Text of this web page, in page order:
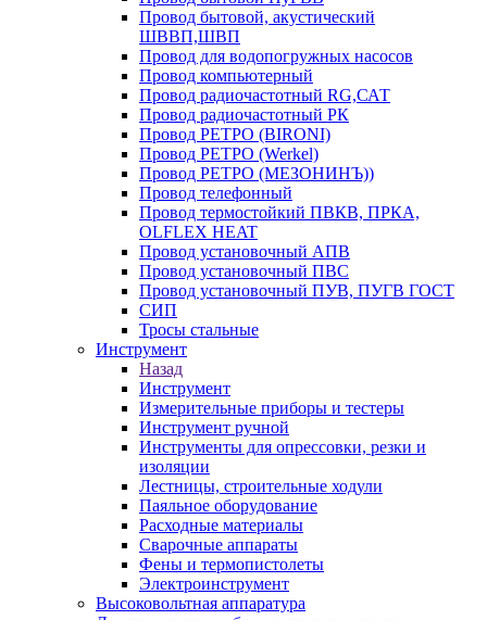
Провод бытовой, акустический
ШВВП,ШВП
Провод для водопогружных насосов
Провод компьютерный
Провод радиочастотный RG,САТ
Провод радиочастотный РК
Провод РЕТРО (BIRONI)
Провод РЕТРО (Werkel)
Провод РЕТРО (МЕЗОНИНЪ))
Провод телефонный
Провод термостойкий ПВКВ, ПРКА,
OLFLEX HEAT
Провод установочный АПВ
Провод установочный ПВС
Провод установочный ПУВ, ПУГВ ГОСТ
СИП
Тросы стальные
Инструмент
Назад
Инструмент
Измерительные приборы и тестеры
Инструмент ручной
Инструменты для опрессовки, резки и
изоляции
Лестницы, строительные ходули
Паяльное оборудование
Расходные материалы
Сварочные аппараты
Фены и термопистолеты
Электроинструмент
Высоковольтная аппаратура